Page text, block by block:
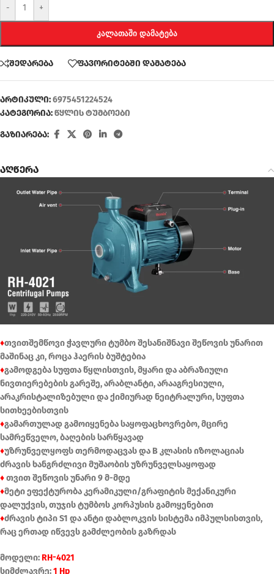
- +
ᲙᲐᲚᲐᲗᲐᲨᲘ ᲓᲐᲛᲐᲢᲔᲑᲐ
შედარება ფავორიტებში დამატება
არტიკული:6975451224524
კატეგორია:წყლის ტუმბოები
გაზიარება:
აღწერა
♦თვითშემწოვი ჭავლური ტუმბო შესანიშნავი შეწოვის უნარით
მაშინაც კი, როცა ჰაერის ბუშტებია
♦გამოდგება სუფთა წყლისთვის, მყარი და აბრაზიული
ნივთიერებების გარეშე, არაბლანტი, არააგრესიული,
არაკრისტალიზებული და ქიმიურად ნეიტრალური, სუფთა
სითხეებისთვის
♦გამართულად გამოიყენება საყოფაცხოვრებო, მცირე
სამრეწველო, ბაღების სარწყავად
♦უზრუნველყოფს თერმოდაცვას და B კლასის იზოლაციას
ძრავის ხანგრძლივი მუშაობის უზრუნველსაყოფად
♦თვით შეწოვის უნარი 9 მ-მდე
♦მეტი ეფექტურობა კერამიკული/გრაფიტის მექანიკური
დალუქვის, თუჯის ტუმბოს კორპუსის გამოყენებით
♦ძრავის ტიპი S1 და ანტი დაბლოკვის სისტემა იმპულსისთვის,
რაც ერთად იწვევს გამძლეობის გაზრდას
მოდელი:RH-4021
სიმძლავრე:1 Hp